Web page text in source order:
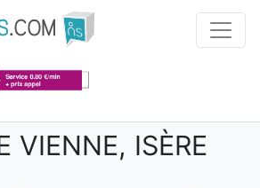
VIENNE, ISÈRE